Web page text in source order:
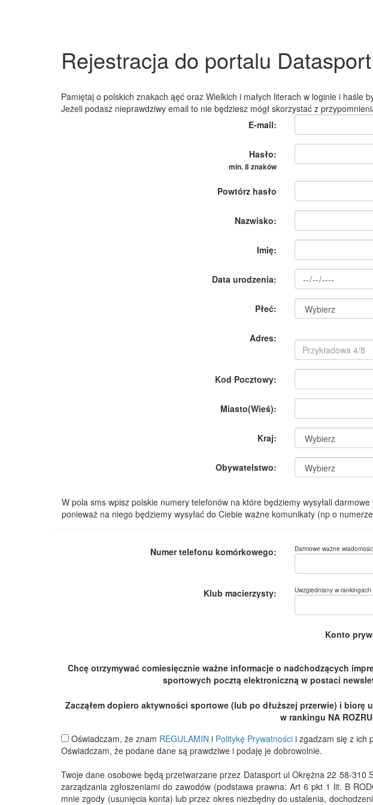
Rejestracja do portalu Datasport
Pamiętaj o polskich znakach ąęć oraz Wielkich i małych literach w loginie i haśle
Jeżeli podasz nieprawdziwy email to nie będziesz mógł skorzystać z
E-mail:
Hasło:
min. 8 znaków
Powtórz hasło
Nazwisko:
Imię:
Data urodzenia:
Płeć:
Adres:
Kod Pocztowy:
Miasto(Wieś):
Kraj:
Obywatelstwo:
W pola sms wpisz polskie numery telefonów na które będziemy wysyłali
ponieważ na niego będziemy wysyłać do Ciebie ważne komunikaty (np o
Numer telefonu komórkowego: Darmowe ważne
Klub macierzysty: Uwzgledniany w rankingach
Konto
Chcę otrzymywać comiesięcznie ważne informacje o nadchodzących
sportowych pocztą elektroniczną w postaci
Zacząłem dopiero aktywności sportowe (lub po dłuższej przerwie) i biorę
w rankingu NA
Oświadczam, że znam REGULAMIN i Politykę Prywatności i zgadzam się z ich
Oświadczam, że podane dane są prawdziwe i podaję je dobrowolnie.
Twoje dane osobowe będą przetwarzane przez Datasport ul Okrężna 22 58-
zarządzania zgłoszeniami do zawodów (podstawa prawna: Art 6 pkt 1 lit. B
mnie zgody (usunięcia konta) lub przez okres niezbędny do ustalenia,